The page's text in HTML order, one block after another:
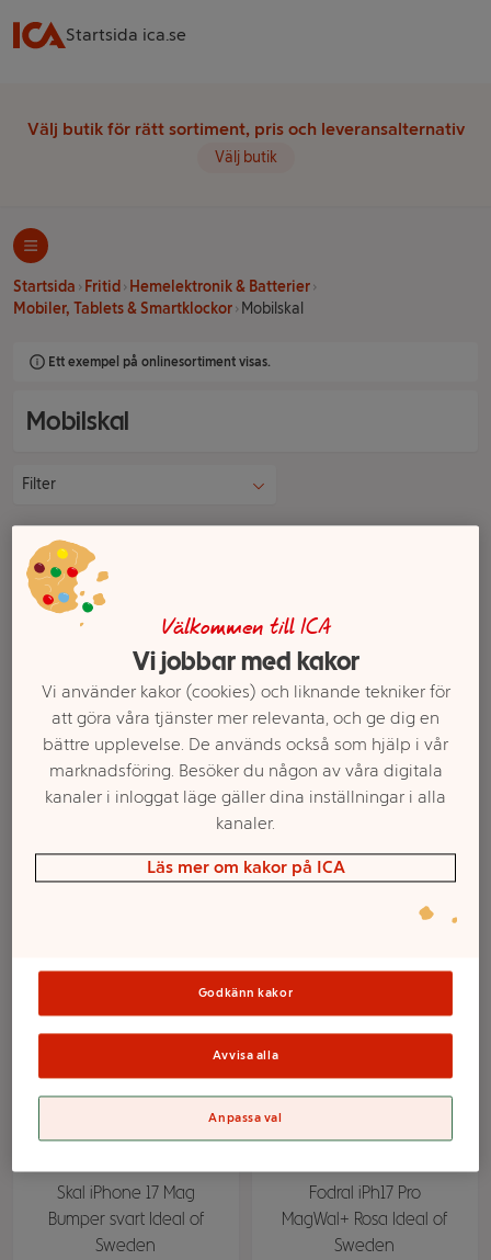
Startsida ica.se
Välj butik för rätt sortiment, pris och leveransalternativ
Välj butik
Startsida Fritid
Hemelektronik & Batterier
Mobiler, Tablets & Smartklockor Mobilskal
Ett exempel på onlinesortiment visas.
Mobilskal
Filter
Mobilskal iPhone
12/12Pro Svart Holdit
Mer info
Skal iPh17 Pro Mag
Bumper svart Ideal of
Sweden
Mer info
Skal iPhone 17 Mag
Bumper svart Ideal of
Sweden
Fodral iPh17 Pro
MagWal+ Rosa Ideal of
Sweden
Välkommen till ICA
Vi jobbar med kakor
Vi använder kakor (cookies) och liknande tekniker för
att göra våra tjänster mer relevanta, och ge dig en
bättre upplevelse. De används också som hjälp i vår
marknadsföring. Besöker du någon av våra digitala
kanaler i inloggat läge gäller dina inställningar i alla
kanaler.
Läs mer om kakor på ICA
Godkänn kakor
Avvisa alla
Anpassa val